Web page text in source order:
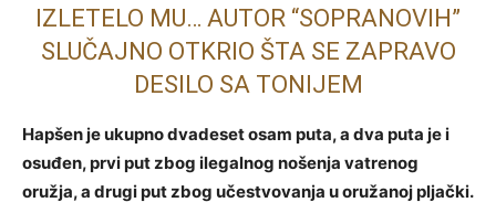
IZLETELO MU… AUTOR “SOPRANOVIH”
SLUČAJNO OTKRIO ŠTA SE ZAPRAVO
DESILO SA TONIJEM
Hapšen je ukupno dvadeset osam puta, a dva puta je i
osuđen, prvi put zbog ilegalnog nošenja vatrenog
oružja, a drugi put zbog učestvovanja u oružanoj pljački.